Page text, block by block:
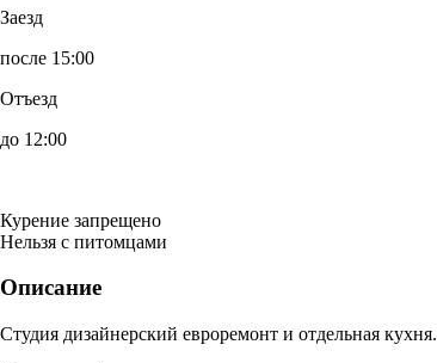
Заезд
после 15:00
Отъезд
до 12:00
Курение запрещено
Нельзя с питомцами
Описание
Студия дизайнерский евроремонт и отдельная кухня.